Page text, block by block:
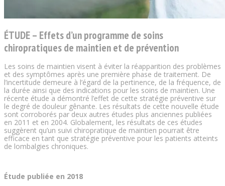
ÉTUDE – Effets d’un programme de soins
chiropratiques de maintien et de prévention
Les soins de maintien visent à éviter la réapparition des problèmes
et des symptômes après une première phase de traitement. De
l’incertitude demeure à l’égard de la pertinence, de la fréquence, de
la durée ainsi que des indications pour les soins de maintien. Une
récente étude a démontré l’effet de cette stratégie préventive sur
le degré de douleur gênante. Les résultats de cette nouvelle étude
sont corroborés par deux autres études plus anciennes publiées
en 2011 et en 2004. Globalement, les résultats de ces études
suggèrent qu’un suivi chiropratique de maintien pourrait être
efficace en tant que stratégie préventive pour les patients atteints
de lombalgies chroniques.
Étude publiée en 2018